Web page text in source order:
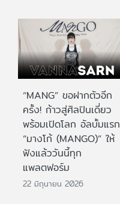
“MANG” ขอฝากตัวอีก
ครั้ง! ก้าวสู่ศิลปินเดี่ยว
พร้อมเปิดโลก อัลบั้มแรก
“มางโก้ (MANGO)” ให้
ฟังแล้ววันนี้ทุก
แพลตฟอร์ม
22 มิถุนายน 2026